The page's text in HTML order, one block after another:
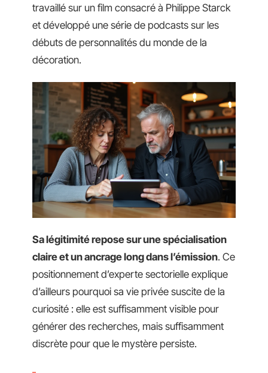
travaillé sur un film consacré à Philippe Starck
et développé une série de podcasts sur les
débuts de personnalités du monde de la
décoration.
Sa légitimité repose sur une spécialisation
claire et un ancrage long dans l’émission. Ce
positionnement d’experte sectorielle explique
d’ailleurs pourquoi sa vie privée suscite de la
curiosité : elle est suffisamment visible pour
générer des recherches, mais suffisamment
discrète pour que le mystère persiste.